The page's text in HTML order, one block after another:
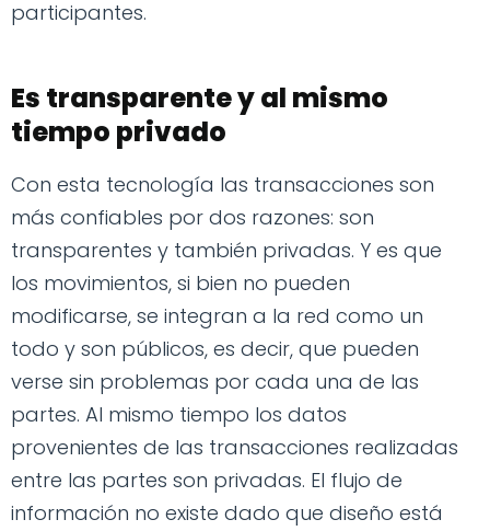
participantes.
Es transparente y al mismo
tiempo privado
Con esta tecnología las transacciones son
más confiables por dos razones: son
transparentes y también privadas. Y es que
los movimientos, si bien no pueden
modificarse, se integran a la red como un
todo y son públicos, es decir, que pueden
verse sin problemas por cada una de las
partes. Al mismo tiempo los datos
provenientes de las transacciones realizadas
entre las partes son privadas. El flujo de
información no existe dado que diseño está